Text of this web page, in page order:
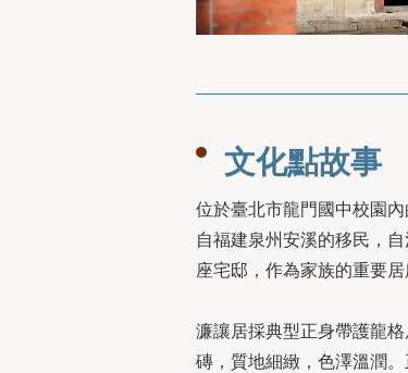
文化點故事
位於臺北市龍門國中校園
自福建泉州安溪的移民，
座宅邸，作為家族的重要居
濂讓居採典型正身帶護龍
磚，質地細緻，色澤溫潤